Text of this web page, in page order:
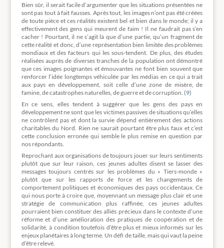
Bien sûr, il serait facile d’argumenter que les situations présentées ne
sont pas tout à fait fausses. Après tout, les images n’ont pas été créées
de toute pièce et ces réalités existent bel et bien dans le monde; il y a
effectivement des gens qui meurent de faim ! Il ne faudrait pas s’en
cacher ! Pourtant, il ne s’agit là que d’une partie, qu’un fragment de
cette réalité et donc, d’une représentation bien limitée des problèmes
mondiaux et des facteurs qui les sous-tendent. De plus, des études
réalisées auprès de diverses tranches de la population ont démontré
que ces images poignantes et émouvantes ne font bien souvent que
renforcer l’idée longtemps véhiculée par les médias en ce qui a trait
aux pays en développement, soit celle d’une zone de misère, de
famine, de catastrophes naturelles, de guerre et de corruption. (9)
En ce sens, elles tendent à suggérer que les gens des pays en
développement ne sont que les victimes passives de situations qu’elles
ne contrôlent pas et dont la survie dépend entièrement des actions
charitables du Nord. Rien ne saurait pourtant être plus faux et c’est
cette conclusion erronée qui semble le plus remise en question par
nos répondants.
Reprochant aux organisations de toujours jouer sur leurs sentiments
plutôt que sur leur raison, ces jeunes adultes disent se lasser des
messages toujours centrés sur les problèmes du « Tiers-monde «
plutôt que sur les rapports de force et les changements de
comportement politiques et économiques des pays occidentaux. Ce
qui nous porte à croire que, moyennant un message plus clair et une
stratégie de communication plus raffinée, ces jeunes adultes
pourraient bien constituer des alliés précieux dans le contexte d’une
réforme et d’une amélioration des pratiques de coopération et de
solidarité, à condition toutefois d’être plus et mieux informés sur les
enjeux planétaires à long terme. Un défi de taille, mais qui vaut la peine
d’être relevé.